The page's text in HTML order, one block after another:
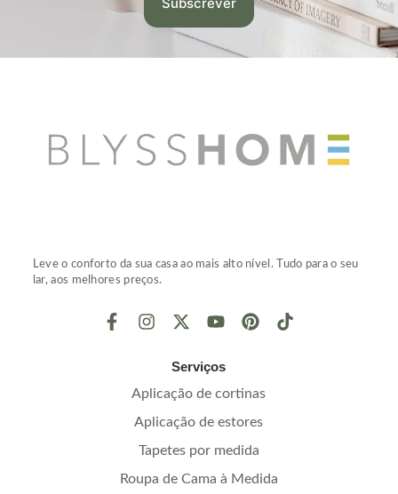
Leve o conforto da sua casa ao mais alto nível. Tudo para o seu
lar, aos melhores preços.
Serviços
Aplicação de cortinas
Aplicação de estores
Tapetes por medida
Roupa de Cama à Medida